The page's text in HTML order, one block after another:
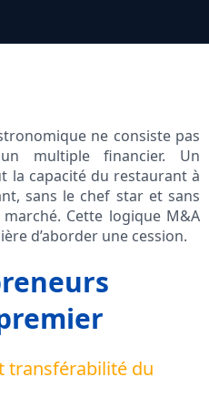
ne consiste pas
multiple financier. Un
la capacité du restaurant à
sans le chef star et sans
Cette logique M&A
d’aborder une cession.
transférabilité du